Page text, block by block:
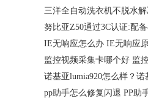
三洋全自动洗衣机不脱水
努比亚Z50通过3C认证:配
IE无响应怎么办 IE无响应
诺基亚lumia920怎么样？
pp助手怎么修复闪退 PP助